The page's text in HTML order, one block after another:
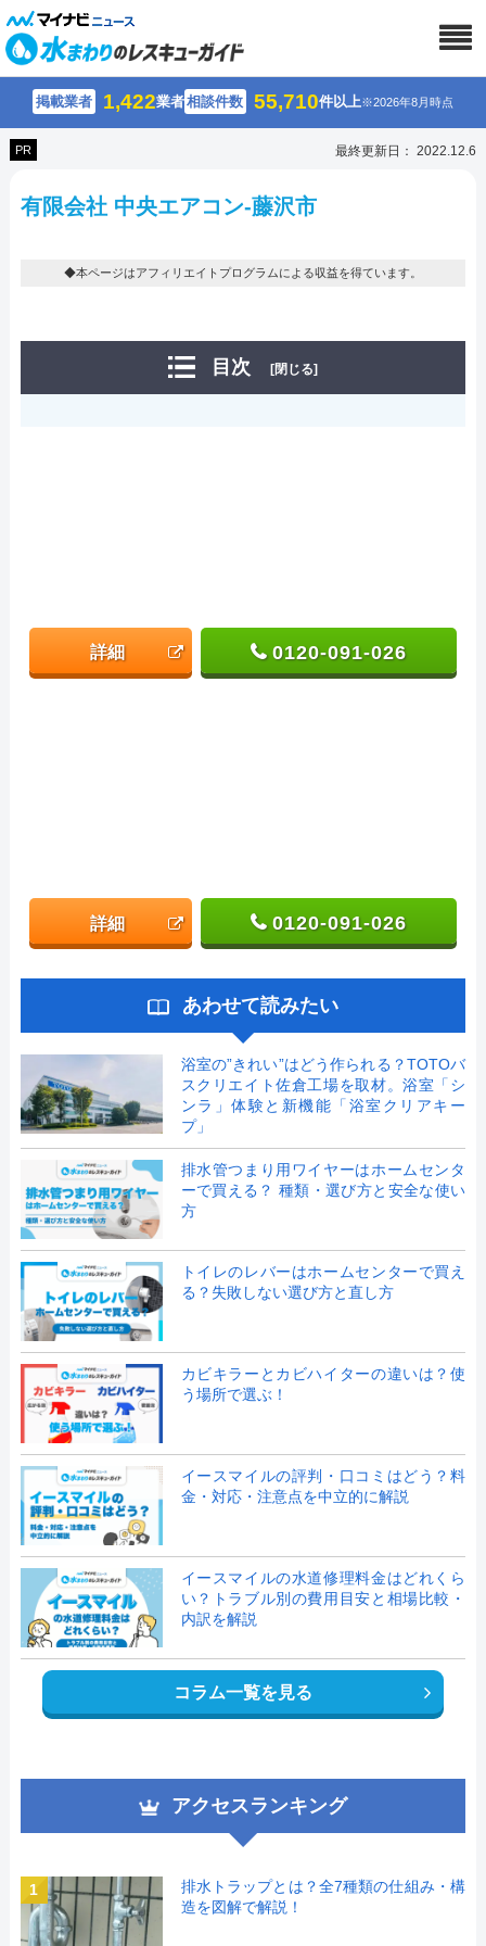
掲載業者 1,422業者相談件数 55,710件以上※2026年8月時点
PR 最終更新日： 2022.12.6
有限会社 中央エアコン-藤沢市
◆本ページはアフィリエイトプログラムによる収益を得ています。
目次 [閉じる]
詳細 0120-091-026
詳細 0120-091-026
あわせて読みたい
浴室の”きれい”はどう作られる？TOTOバ
スクリエイト佐倉工場を取材。浴室「シ
ンラ」体験と新機能「浴室クリアキー
プ」
排水管つまり用ワイヤーはホームセンタ
ーで買える？ 種類・選び方と安全な使い
方
トイレのレバーはホームセンターで買え
る？失敗しない選び方と直し方
カビキラーとカビハイターの違いは？使
う場所で選ぶ！
イースマイルの評判・口コミはどう？料
金・対応・注意点を中立的に解説
イースマイルの水道修理料金はどれくら
い？トラブル別の費用目安と相場比較・
内訳を解説
コラム一覧を見る
アクセスランキング
1
排水トラップとは？全7種類の仕組み・構
造を図解で解説！